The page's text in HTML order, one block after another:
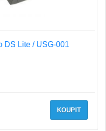
DS Lite / USG-001
KOUPIT